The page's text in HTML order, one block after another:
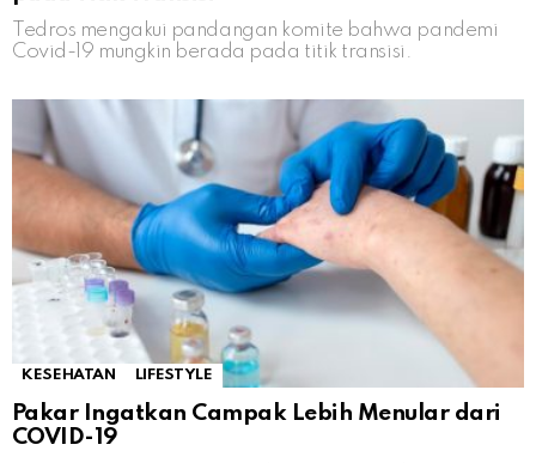
Tedros mengakui pandangan komite bahwa pandemi
Covid-19 mungkin berada pada titik transisi.
KESEHATAN LIFESTYLE
Pakar Ingatkan Campak Lebih Menular dari
COVID-19